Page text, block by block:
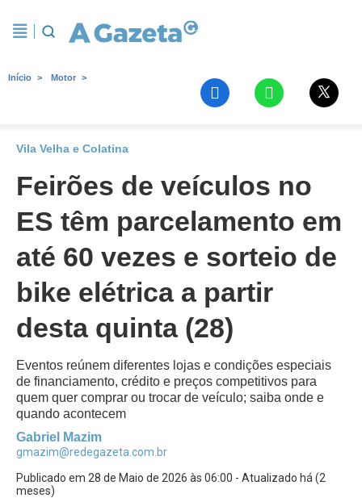
Início Motor
Vila Velha e Colatina
Feirões de veículos no
ES têm parcelamento em
até 60 vezes e sorteio de
bike elétrica a partir
desta quinta (28)
Eventos reúnem diferentes lojas e condições especiais
de financiamento, crédito e preços competitivos para
quem quer comprar ou trocar de veículo; saiba onde e
quando acontecem
Gabriel Mazim
gmazim@redegazeta.com.br
Publicado em 28 de Maio de 2026 às 06:00 - Atualizado há (2
meses)